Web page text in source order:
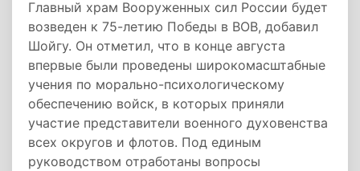
Главный храм Вооруженных сил России будет
возведен к 75-летию Победы в ВОВ, добавил
Шойгу. Он отметил, что в конце августа
впервые были проведены широкомасштабные
учения по морально-психологическому
обеспечению войск, в которых приняли
участие представители военного духовенства
всех округов и флотов. Под единым
руководством отработаны вопросы